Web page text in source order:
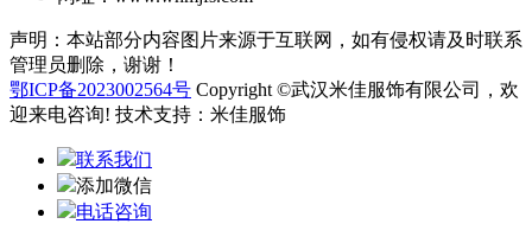
声明：本站部分内容图片来源于互联网，如有侵权请及时联系
管理员删除，谢谢！
鄂ICP备2023002564号 Copyright ©武汉米佳服饰有限公司，欢
迎来电咨询! 技术支持：米佳服饰
联系我们
添加微信
电话咨询